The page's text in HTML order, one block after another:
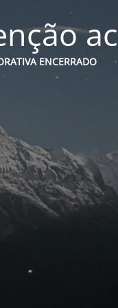
ENCERRADO